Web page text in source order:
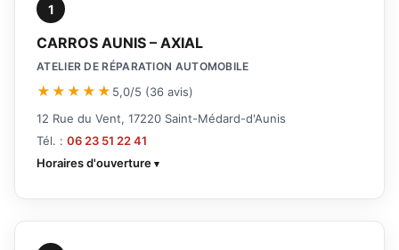
1
CARROS AUNIS – AXIAL
ATELIER DE RÉPARATION AUTOMOBILE
★★★★★ 5,0/5 (36 avis)
12 Rue du Vent, 17220 Saint-Médard-d'Aunis
Tél. : 06 23 51 22 41
Horaires d'ouverture